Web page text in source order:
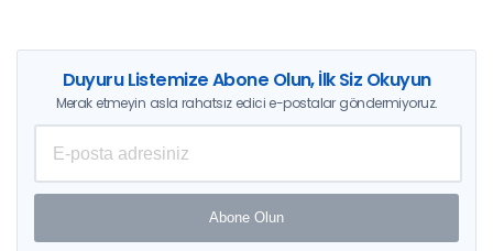
Duyuru Listemize Abone Olun, İlk Siz Okuyun
Merak etmeyin asla rahatsız edici e-postalar göndermiyoruz.
Abone Olun